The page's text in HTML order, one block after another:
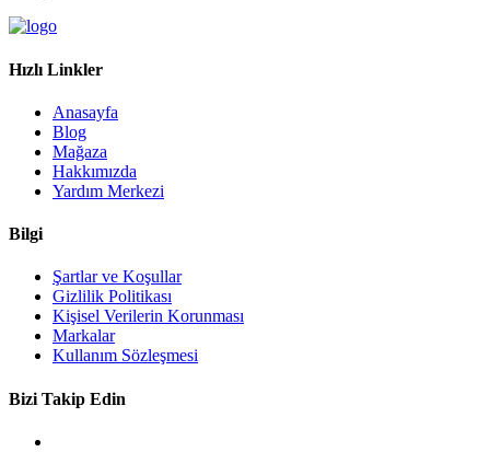
Hızlı Linkler
Anasayfa
Blog
Mağaza
Hakkımızda
Yardım Merkezi
Bilgi
Şartlar ve Koşullar
Gizlilik Politikası
Kişisel Verilerin Korunması
Markalar
Kullanım Sözleşmesi
Bizi Takip Edin